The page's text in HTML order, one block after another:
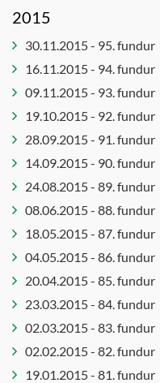
og
mannréttindaráð
og
mannréttindanefnd
Jafnréttisnefnd
Kjaranefnd
Lista- og
menningarráð
Menningar-
byggingarfulltrúa
Sérnefnd
vegna
tilflutnings
málefna
2015
30.11.2015 - 95. fundur
16.11.2015 - 94. fundur
09.11.2015 - 93. fundur
19.10.2015 - 92. fundur
28.09.2015 - 91. fundur
14.09.2015 - 90. fundur
24.08.2015 - 89. fundur
08.06.2015 - 88. fundur
18.05.2015 - 87. fundur
04.05.2015 - 86. fundur
20.04.2015 - 85. fundur
23.03.2015 - 84. fundur
02.03.2015 - 83. fundur
02.02.2015 - 82. fundur
19.01.2015 - 81. fundur